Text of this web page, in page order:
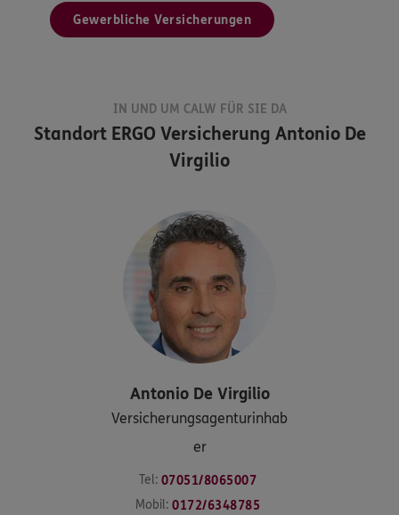
Gewerbliche Versicherungen
IN UND UM CALW FÜR SIE DA
Standort ERGO Versicherung Antonio De
Virgilio
Antonio De Virgilio
Versicherungsagenturinhab
er
Tel: 07051/8065007
Mobil: 0172/6348785